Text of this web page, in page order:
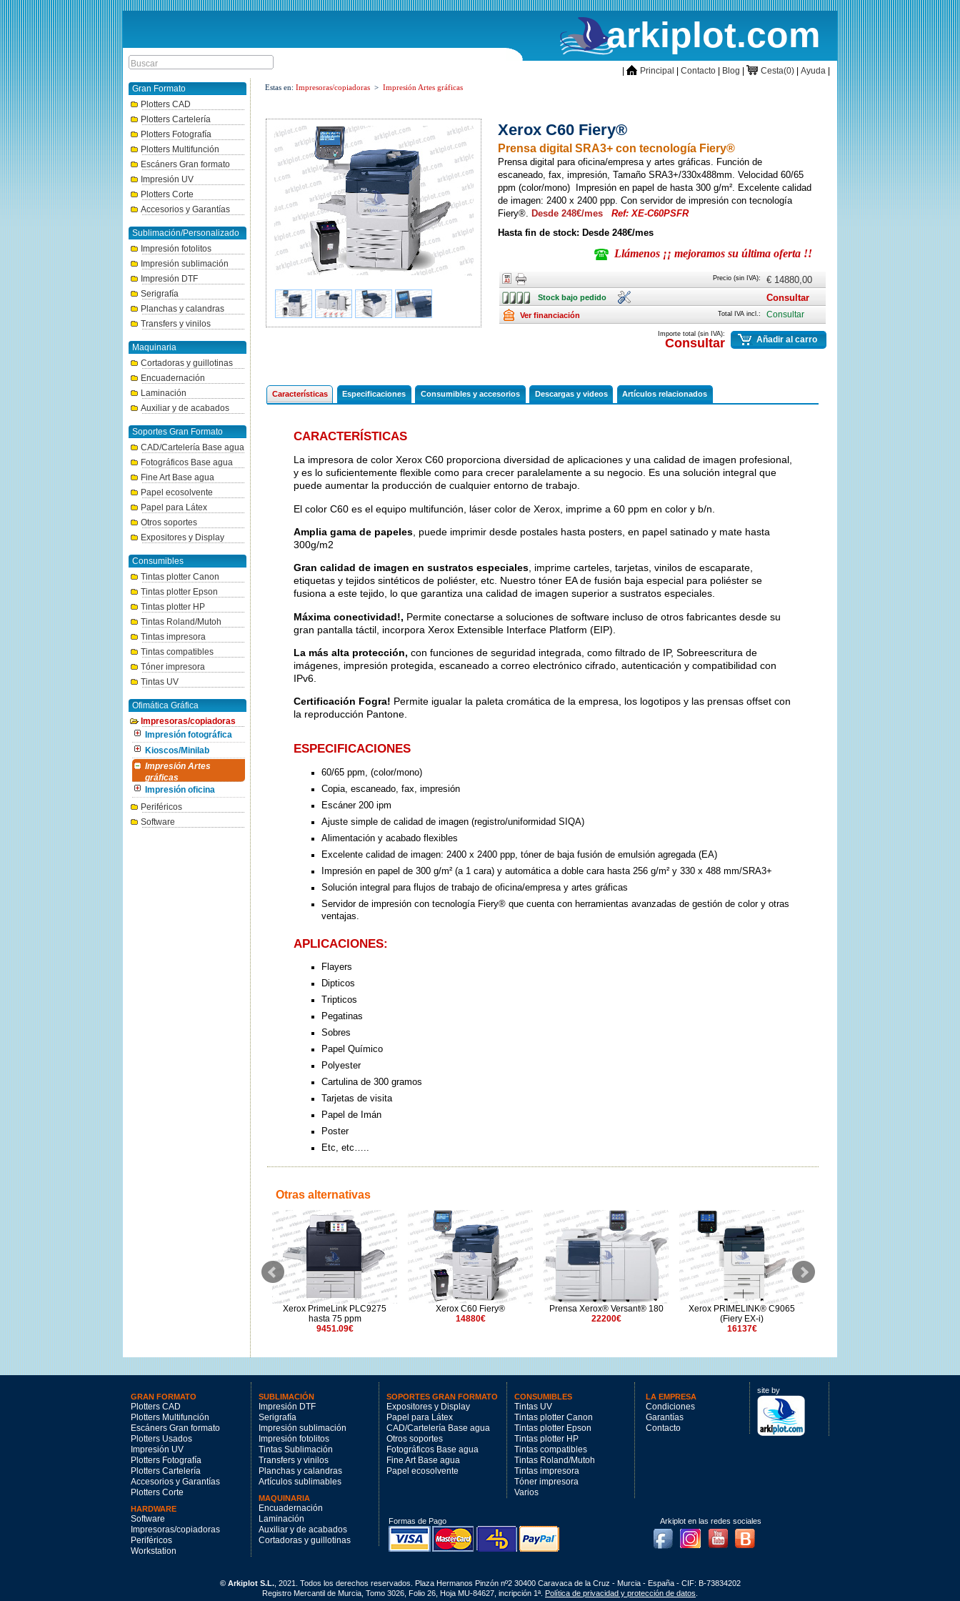
arkiplot.com
inicioPrincipal Contacto Blog CestaCesta(0) Ayuda
Gran Formato
Plotters CAD
Plotters Cartelería
Plotters Fotografía
Plotters Multifunción
Escáners Gran formato
Impresión UV
Plotters Corte
Accesorios y Garantías
Sublimación/Personalizado
Impresión fotolitos
Impresión sublimación
Impresión DTF
Serigrafía
Planchas y calandras
Transfers y vinilos
Maquinaria
Cortadoras y guillotinas
Encuadernación
Laminación
Auxiliar y de acabados
Soportes Gran Formato
CAD/Cartelería Base agua
Fotográficos Base agua
Fine Art Base agua
Papel ecosolvente
Papel para Látex
Otros soportes
Expositores y Display
Consumibles
Tintas plotter Canon
Tintas plotter Epson
Tintas plotter HP
Tintas Roland/Mutoh
Tintas impresora
Tintas compatibles
Tóner impresora
Tintas UV
Ofimática Gráfica
Impresoras/copiadoras
Impresión fotográfica
Kioscos/Minilab
Impresión Artes
gráficas
Impresión oficina
Periféricos
Software
Estas en: Impresoras/copiadoras > Impresión Artes gráficas
Xerox C60 Fiery®
Prensa digital SRA3+ con tecnología Fiery®
Prensa digital para oficina/empresa y artes gráficas. Función de
escaneado, fax, impresión, Tamaño SRA3+/330x488mm. Velocidad 60/65
ppm (color/mono) Impresión en papel de hasta 300 g/m². Excelente calidad
de imagen: 2400 x 2400 ppp. Con servidor de impresión con tecnología
Fiery®. Desde 248€/mes
Ref: XE-C60PSFR
Hasta fin de stock: Desde 248€/mes
Llámenos ¡¡ mejoramos su última oferta !!
AnchoAncho Precio (sin IVA): € 14880,00
Stock
bajo
Stock bajo pedido Instalación Consultar
RentingVer financiación Total IVA incl.: Consultar
Importe total (sin IVA):
Consultar Añadir al carro
Características Especificaciones Consumibles y accesorios Descargas y videos Artículos relacionados
CARACTERÍSTICAS
La impresora de color Xerox C60 proporciona diversidad de aplicaciones y una calidad de imagen profesional,
y es lo suficientemente flexible como para crecer paralelamente a su negocio. Es una solución integral que
puede aumentar la producción de cualquier entorno de trabajo.
El color C60 es el equipo multifunción, láser color de Xerox, imprime a 60 ppm en color y b/n.
Amplia gama de papeles, puede imprimir desde postales hasta posters, en papel satinado y mate hasta
300g/m2
Gran calidad de imagen en sustratos especiales, imprime carteles, tarjetas, vinilos de escaparate,
etiquetas y tejidos sintéticos de poliéster, etc. Nuestro tóner EA de fusión baja especial para poliéster se
fusiona a este tejido, lo que garantiza una calidad de imagen superior a sustratos especiales.
Máxima conectividad!, Permite conectarse a soluciones de software incluso de otros fabricantes desde su
gran pantalla táctil, incorpora Xerox Extensible Interface Platform (EIP).
La más alta protección, con funciones de seguridad integrada, como filtrado de IP, Sobreescritura de
imágenes, impresión protegida, escaneado a correo electrónico cifrado, autenticación y compatibilidad con
IPv6.
Certificación Fogra! Permite igualar la paleta cromática de la empresa, los logotipos y las prensas offset con
la reproducción Pantone.
ESPECIFICACIONES
60/65 ppm, (color/mono)
Copia, escaneado, fax, impresión
Escáner 200 ipm
Ajuste simple de calidad de imagen (registro/uniformidad SIQA)
Alimentación y acabado flexibles
Excelente calidad de imagen: 2400 x 2400 ppp, tóner de baja fusión de emulsión agregada (EA)
Impresión en papel de 300 g/m² (a 1 cara) y automática a doble cara hasta 256 g/m² y 330 x 488 mm/SRA3+
Solución integral para flujos de trabajo de oficina/empresa y artes gráficas
Servidor de impresión con tecnología Fiery® que cuenta con herramientas avanzadas de gestión de color y otras
ventajas.
APLICACIONES:
Flayers
Dipticos
Tripticos
Pegatinas
Sobres
Papel Químico
Polyester
Cartulina de 300 gramos
Tarjetas de visita
Papel de Imán
Poster
Etc, etc…..
Otras alternativas
Xerox PrimeLink PLC9281
Xerox PrimeLink PLC9275
hasta 75 ppm
9451.09€
Xerox C60 Fiery®
14880€
Prensa Xerox® Versant® 180
22200€
Xerox PRIMELINK® C9065
(Fiery EX-i)
16137€
GRAN FORMATO
Plotters CAD
Plotters Multifunción
Escáners Gran formato
Plotters Usados
Impresión UV
Plotters Fotografía
Plotters Cartelería
Accesorios y Garantías
Plotters Corte
HARDWARE
Software
Impresoras/copiadoras
Periféricos
Workstation
SUBLIMACIÓN
Impresión DTF
Serigrafía
Impresión sublimación
Impresión fotolitos
Tintas Sublimación
Transfers y vinilos
Planchas y calandras
Artículos sublimables
MAQUINARIA
Encuadernación
Laminación
Auxiliar y de acabados
Cortadoras y guillotinas
SOPORTES GRAN FORMATO
Expositores y Display
Papel para Látex
CAD/Cartelería Base agua
Otros soportes
Fotográficos Base agua
Fine Art Base agua
Papel ecosolvente
CONSUMIBLES
Tintas UV
Tintas plotter Canon
Tintas plotter Epson
Tintas plotter HP
Tintas compatibles
Tintas Roland/Mutoh
Tintas impresora
Tóner impresora
Varios
LA EMPRESA
Condiciones
Garantías
Contacto
site by
Formas de Pago
Arkiplot en las redes sociales
FacebookInstagramYoutubeBlog
© Arkiplot S.L., 2021. Todos los derechos reservados. Plaza Hermanos Pinzón nº2 30400 Caravaca de la Cruz - Murcia - España - CIF: B-73834202
Registro Mercantil de Murcia, Tomo 3026, Folio 26, Hoja MU-84627, incripción 1ª. Política de privacidad y protección de datos